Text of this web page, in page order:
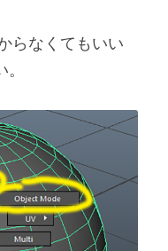
らなくてもいい